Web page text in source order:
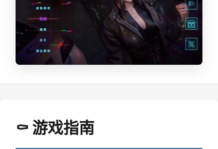
⚰️ 游戏指南